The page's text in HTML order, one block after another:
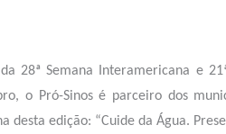
Semana Interamericana e
o Pró-Sinos é parceiro dos
edição: “Cuide da Água.